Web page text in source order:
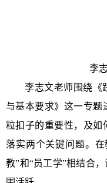
李
李志文老师围绕《
与基本要求》这一专题
粒扣子的重要性，及如
落实两个关键问题。
教”和“员工学”相结合